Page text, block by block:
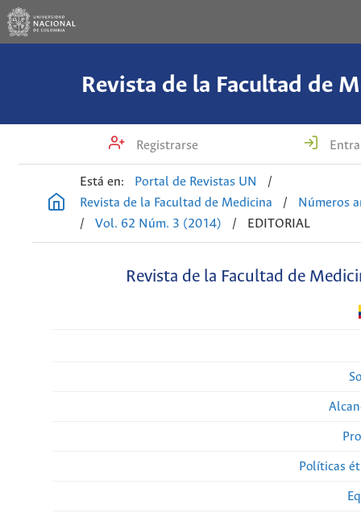
Revista de la Facultad de
Registrarse
Está en: Portal de Revistas UN
/
Revista de la Facultad de Medicina
/
Números
/
Vol. 62 Núm. 3 (2014) / EDITORIAL
Revista de la Facultad de
Políticas